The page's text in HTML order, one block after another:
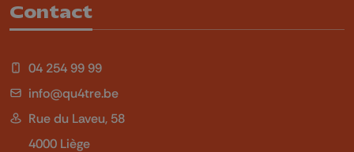
Contact
04 254 99 99
info@qu4tre.be
Rue du Laveu, 58
4000 Liège